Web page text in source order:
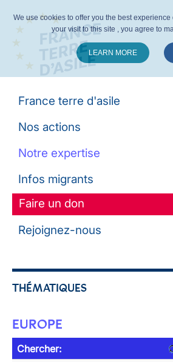
France terre d'asile
Nos actions
Notre expertise
Infos migrants
Faire un don
Rejoignez-nous
THÉMATIQUES
EUROPE
Chercher:
We use cookies to offer you the best
your visit to this site , you agree to
LEARN MORE